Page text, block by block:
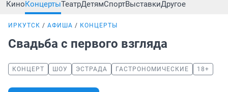
КиноКонцертыТеатрДетямСпортВыставкиДругое
ИРКУТСК АФИША КОНЦЕРТЫ
Свадьба с первого взгляда
КОНЦЕРТ ШОУ ЭСТРАДА ГАСТРОНОМИЧЕСКИЕ 18+